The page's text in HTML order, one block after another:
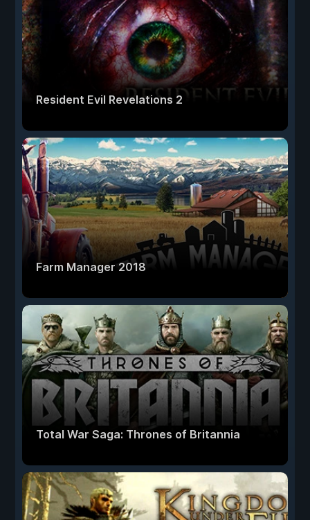
Resident Evil Revelations 2
Farm Manager 2018
Total War Saga: Thrones of Britannia